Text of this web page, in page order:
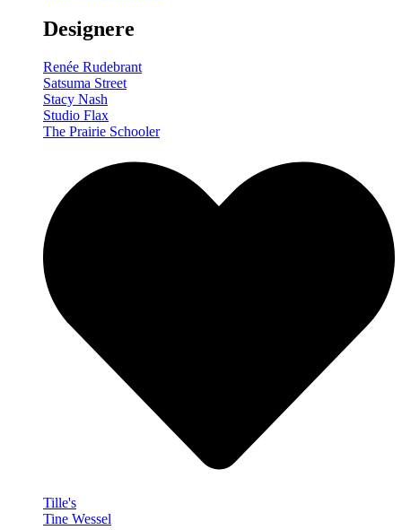
Designere
Renée Rudebrant
Satsuma Street
Stacy Nash
Studio Flax
The Prairie Schooler
Tille's
Tine Wessel